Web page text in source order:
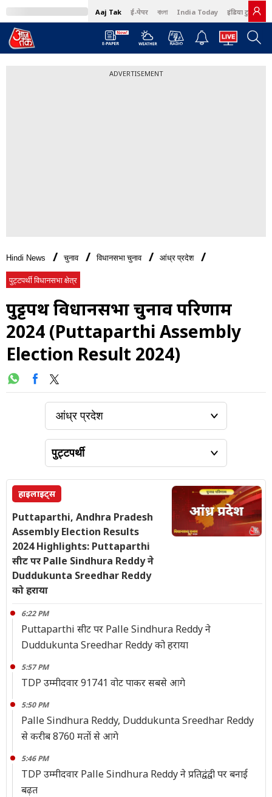
Aaj Tak ई-पेपर বাংলা India Today इंडिया टुडे हिंदी
ADVERTISEMENT
Hindi News चुनाव विधानसभा चुनाव आंध्र प्रदेश
पुट्टपर्थी विधानसभा क्षेत्र
पुट्टपर्थी विधानसभा चुनाव परिणाम
2024 (Puttaparthi Assembly
Election Result 2024)
हाइलाइट्स
Puttaparthi, Andhra Pradesh
Assembly Election Results
2024 Highlights: Puttaparthi
सीट पर Palle Sindhura Reddy ने
Duddukunta Sreedhar Reddy
को हराया
6:22 PM
Puttaparthi सीट पर Palle Sindhura Reddy ने
Duddukunta Sreedhar Reddy को हराया
5:57 PM
TDP उम्मीदवार 91741 वोट पाकर सबसे आगे
5:50 PM
Palle Sindhura Reddy, Duddukunta Sreedhar Reddy
से करीब 8760 मतों से आगे
5:46 PM
TDP उम्मीदवार Palle Sindhura Reddy ने प्रतिद्वंद्वी पर बनाई
बढ़त